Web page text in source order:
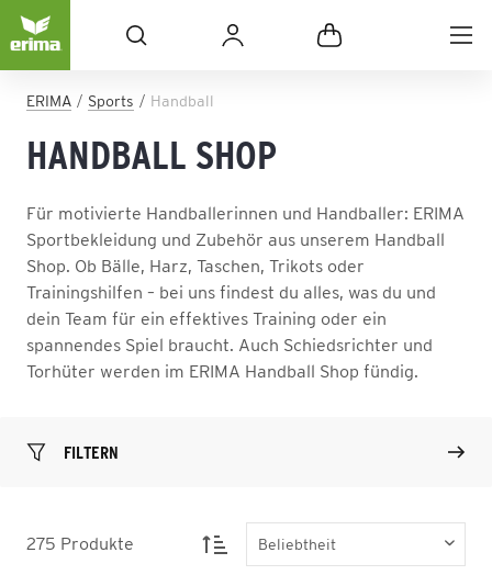
ERIMA Sports Handball
HANDBALL SHOP
Für motivierte Handballerinnen und Handballer: ERIMA
Sportbekleidung und Zubehör aus unserem Handball
Shop. Ob Bälle, Harz, Taschen, Trikots oder
Trainingshilfen – bei uns findest du alles, was du und
dein Team für ein effektives Training oder ein
spannendes Spiel braucht. Auch Schiedsrichter und
Torhüter werden im ERIMA Handball Shop fündig.
FILTERN
275 Produkte